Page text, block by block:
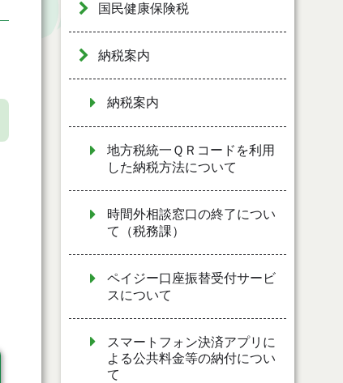
国民健康保険税
納税案内
納税案内
地方税統一ＱＲコードを利用
した納税方法について
時間外相談窓口の終了につい
て（税務課）
ペイジー口座振替受付サービ
スについて
スマートフォン決済アプリに
よる公共料金等の納付につい
て